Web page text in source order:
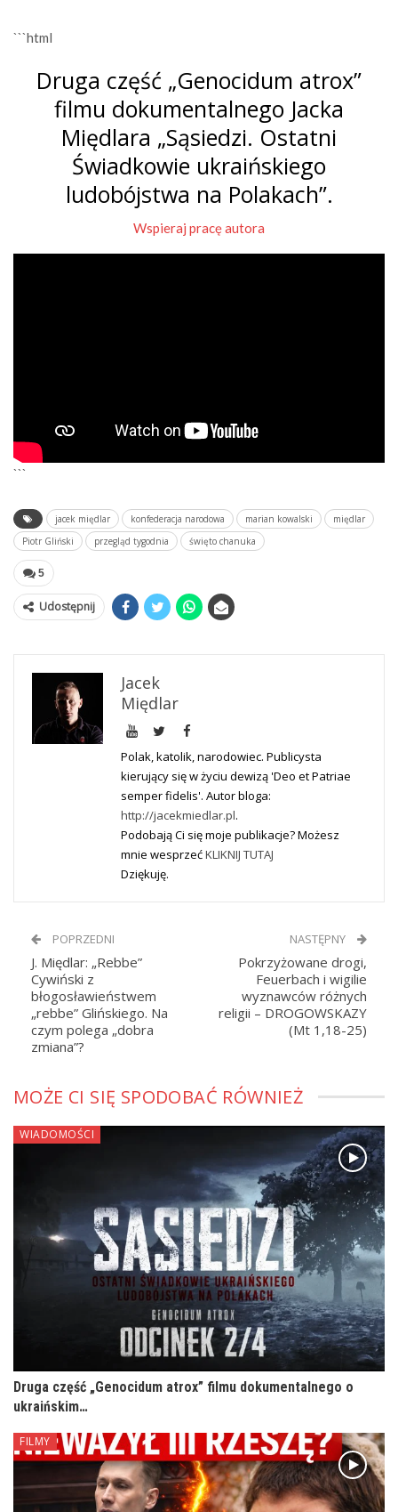
```html
Druga część „Genocidum atrox”
filmu dokumentalnego Jacka
Międlara „Sąsiedzi. Ostatni
Świadkowie ukraińskiego
ludobójstwa na Polakach”.
Wspieraj pracę autora
```
jacek międlar konfederacja narodowa marian kowalski
międlar
Piotr Gliński
przegląd tygodnia święto chanuka
5
Udostępnij
Jacek
Międlar
Polak, katolik, narodowiec. Publicysta
kierujący się w życiu dewizą 'Deo et Patriae
semper fidelis'. Autor bloga:
http://jacekmiedlar.pl.
Podobają Ci się moje publikacje? Możesz
mnie wesprzećKLIKNIJ TUTAJ
Dziękuję.
POPRZEDNI
J. Międlar: „Rebbe”
Cywiński z
błogosławieństwem
„rebbe” Glińskiego. Na
czym polega „dobra
zmiana”?
NASTĘPNY
Pokrzyżowane drogi,
Feuerbach i wigilie
wyznawców różnych
religii – DROGOWSKAZY
(Mt 1,18-25)
MOŻE CI SIĘ SPODOBAĆ RÓWNIEŻ
WIADOMOŚCI
Druga część „Genocidum atrox” filmu dokumentalnego o
ukraińskim…
FILMY